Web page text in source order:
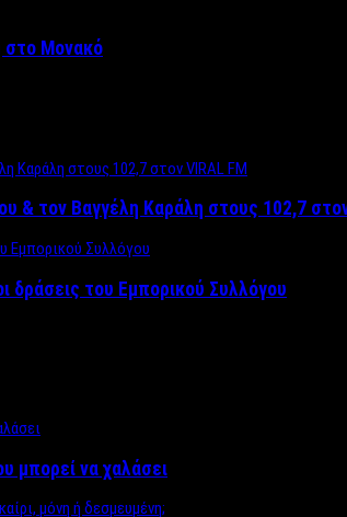
στο Μονακό
& τον Βαγγέλη Καράλη στους 102,7
δράσεις του Εμπορικού Συλλόγου
μπορεί να χαλάσει